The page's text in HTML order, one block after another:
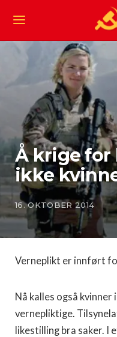
Å krige for
ikke
16. OKTOBER 2014
Verneplikt er innført
Nå kalles også
vernepliktige.
likestilling bra saker. I